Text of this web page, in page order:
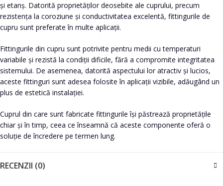
și etanș. Datorită proprietăților deosebite ale cuprului, precum
rezistența la coroziune și conductivitatea excelentă, fittingurile de
cupru sunt preferate în multe aplicații.
Fittingurile din cupru sunt potrivite pentru medii cu temperaturi
variabile și rezistă la condiții dificile, fără a compromite integritatea
sistemului. De asemenea, datorită aspectului lor atractiv și lucios,
aceste fittinguri sunt adesea folosite în aplicații vizibile, adăugând un
plus de estetică instalației.
Cuprul din care sunt fabricate fittingurile își păstrează proprietățile
chiar și în timp, ceea ce înseamnă că aceste componente oferă o
soluție de încredere pe termen lung.
RECENZII (0)